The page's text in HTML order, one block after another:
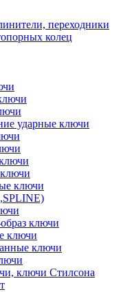
переходники
колец
ударные ключи
ключи
ключи
ключи
ключи
ключи Стилсона